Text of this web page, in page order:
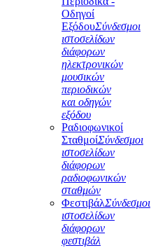
Οδηγοί
ΕξόδουΣύνδεσμοι
ιστοσελίδων
διάφορων
ηλεκτρονικών
μουσικών
περιοδικών
και οδηγών
εξόδου
Ραδιοφωνικοί
ΣταθμοίΣύνδεσμοι
ιστοσελίδων
διάφορων
ραδιοφωνικών
σταθμών
ΦεστιβάλΣύνδεσμοι
ιστοσελίδων
διάφορων
φεστιβάλ